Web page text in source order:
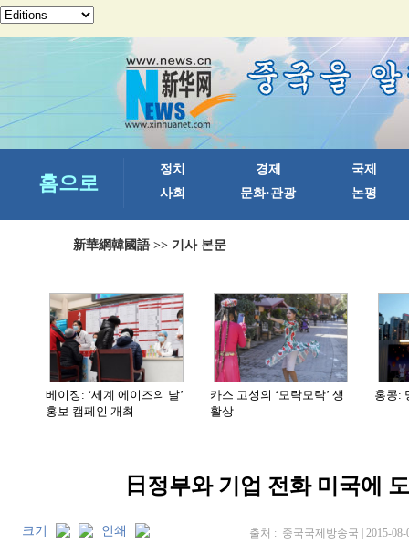
新華網韓國語 >> 기사 본문
日정부와 기업 전화 미국에
크기 인쇄 출처 : 중국국제방송국 | 2015-